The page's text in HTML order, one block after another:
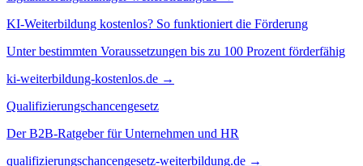
KI-Weiterbildung kostenlos? So funktioniert die Förderung
Unter bestimmten Voraussetzungen bis zu 100 Prozent förderfähig
ki-weiterbildung-kostenlos.de →
Qualifizierungschancengesetz
Der B2B-Ratgeber für Unternehmen und HR
qualifizierungschancengesetz-weiterbildung.de →